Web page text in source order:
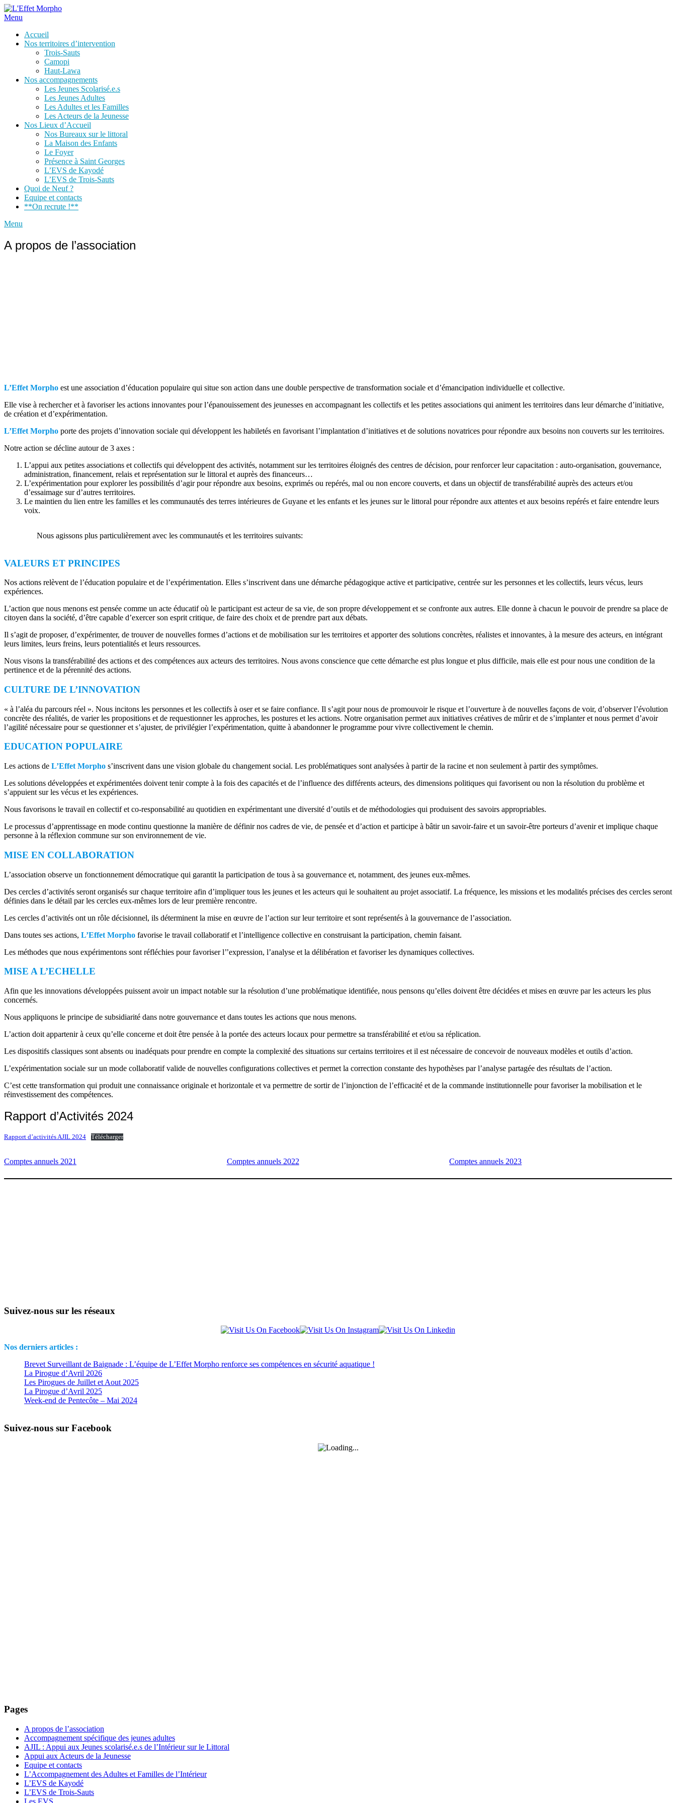
Skip
to
Menu
Accueil
Nos territoires d’intervention
Trois-Sauts
Camopi
Haut-Lawa
Nos accompagnements
Les Jeunes Scolarisé.e.s
Les Jeunes Adultes
Les Adultes et les Familles
Les Acteurs de la Jeunesse
Nos Lieux d’Accueil
Nos Bureaux sur le littoral
La Maison des Enfants
Le Foyer
Présence à Saint Georges
L’EVS de Kayodé
L’EVS de Trois-Sauts
Quoi de Neuf ?
Equipe et contacts
**On recrute !**
Menu
A propos de l’association
L’Effet Morpho est une association d’éducation populaire qui situe son action dans une double perspective de transformation sociale et d’émancipation individuelle et collective.
Elle vise à rechercher et à favoriser les actions innovantes pour l’épanouissement des jeunesses en accompagnant les collectifs et les petites associations qui animent les territoires dans leur démarche d’initiative,
de création et d’expérimentation.
L’Effet Morpho porte des projets d’innovation sociale qui développent les habiletés en favorisant l’implantation d’initiatives et de solutions novatrices pour répondre aux besoins non couverts sur les territoires.
Notre action se décline autour de 3 axes :
L’appui aux petites associations et collectifs qui développent des activités, notamment sur les territoires éloignés des centres de décision, pour renforcer leur capacitation : auto-organisation, gouvernance,
administration, financement, relais et représentation sur le littoral et auprès des financeurs…
L’expérimentation pour explorer les possibilités d’agir pour répondre aux besoins, exprimés ou repérés, mal ou non encore couverts, et dans un objectif de transférabilité auprès des acteurs et/ou
d’essaimage sur d’autres territoires.
Le maintien du lien entre les familles et les communautés des terres intérieures de Guyane et les enfants et les jeunes sur le littoral pour répondre aux attentes et aux besoins repérés et faire entendre leurs
voix.
Nous agissons plus particulièrement avec les communautés et les territoires suivants:
VALEURS ET PRINCIPES
Nos actions relèvent de l’éducation populaire et de l’expérimentation. Elles s’inscrivent dans une démarche pédagogique active et participative, centrée sur les personnes et les collectifs, leurs vécus, leurs
expériences.
L’action que nous menons est pensée comme un acte éducatif où le participant est acteur de sa vie, de son propre développement et se confronte aux autres. Elle donne à chacun le pouvoir de prendre sa place de
citoyen dans la société, d’être capable d’exercer son esprit critique, de faire des choix et de prendre part aux débats.
Il s’agit de proposer, d’expérimenter, de trouver de nouvelles formes d’actions et de mobilisation sur les territoires et apporter des solutions concrètes, réalistes et innovantes, à la mesure des acteurs, en intégrant
leurs limites, leurs freins, leurs potentialités et leurs ressources.
Nous visons la transférabilité des actions et des compétences aux acteurs des territoires. Nous avons conscience que cette démarche est plus longue et plus difficile, mais elle est pour nous une condition de la
pertinence et de la pérennité des actions.
CULTURE DE L’INNOVATION
« à l’aléa du parcours réel ». Nous incitons les personnes et les collectifs à oser et se faire confiance. Il s’agit pour nous de promouvoir le risque et l’ouverture à de nouvelles façons de voir, d’observer l’évolution
concrète des réalités, de varier les propositions et de requestionner les approches, les postures et les actions. Notre organisation permet aux initiatives créatives de mûrir et de s’implanter et nous permet d’avoir
l’agilité nécessaire pour se questionner et s’ajuster, de privilégier l’expérimentation, quitte à abandonner le programme pour vivre collectivement le chemin.
EDUCATION POPULAIRE
Les actions de L’Effet Morpho s’inscrivent dans une vision globale du changement social. Les problématiques sont analysées à partir de la racine et non seulement à partir des symptômes.
Les solutions développées et expérimentées doivent tenir compte à la fois des capacités et de l’influence des différents acteurs, des dimensions politiques qui favorisent ou non la résolution du problème et
s’appuient sur les vécus et les expériences.
Nous favorisons le travail en collectif et co-responsabilité au quotidien en expérimentant une diversité d’outils et de méthodologies qui produisent des savoirs appropriables.
Le processus d’apprentissage en mode continu questionne la manière de définir nos cadres de vie, de pensée et d’action et participe à bâtir un savoir-faire et un savoir-être porteurs d’avenir et implique chaque
personne à la réflexion commune sur son environnement de vie.
MISE EN COLLABORATION
L’association observe un fonctionnement démocratique qui garantit la participation de tous à sa gouvernance et, notamment, des jeunes eux-mêmes.
Des cercles d’activités seront organisés sur chaque territoire afin d’impliquer tous les jeunes et les acteurs qui le souhaitent au projet associatif. La fréquence, les missions et les modalités précises des cercles seront
définies dans le détail par les cercles eux-mêmes lors de leur première rencontre.
Les cercles d’activités ont un rôle décisionnel, ils déterminent la mise en œuvre de l’action sur leur territoire et sont représentés à la gouvernance de l’association.
Dans toutes ses actions, L’Effet Morpho favorise le travail collaboratif et l’intelligence collective en construisant la participation, chemin faisant.
Les méthodes que nous expérimentons sont réfléchies pour favoriser l’’expression, l’analyse et la délibération et favoriser les dynamiques collectives.
MISE A L’ECHELLE
Afin que les innovations développées puissent avoir un impact notable sur la résolution d’une problématique identifiée, nous pensons qu’elles doivent être décidées et mises en œuvre par les acteurs les plus
concernés.
Nous appliquons le principe de subsidiarité dans notre gouvernance et dans toutes les actions que nous menons.
L’action doit appartenir à ceux qu’elle concerne et doit être pensée à la portée des acteurs locaux pour permettre sa transférabilité et et/ou sa réplication.
Les dispositifs classiques sont absents ou inadéquats pour prendre en compte la complexité des situations sur certains territoires et il est nécessaire de concevoir de nouveaux modèles et outils d’action.
L’expérimentation sociale sur un mode collaboratif valide de nouvelles configurations collectives et permet la correction constante des hypothèses par l’analyse partagée des résultats de l’action.
C’est cette transformation qui produit une connaissance originale et horizontale et va permettre de sortir de l’injonction de l’efficacité et de la commande institutionnelle pour favoriser la mobilisation et le
réinvestissement des compétences.
Rapport d’Activités 2024
Rapport d’activités AJIL 2024 Télécharger
Comptes annuels 2021 Comptes annuels 2022 Comptes annuels 2023
Suivez-nous sur les réseaux
Nos derniers articles :
Brevet Surveillant de Baignade : L’équipe de L’Effet Morpho renforce ses compétences en sécurité aquatique !
La Pirogue d’Avril 2026
Les Pirogues de Juillet et Aout 2025
La Pirogue d’Avril 2025
Week-end de Pentecôte – Mai 2024
Suivez-nous sur Facebook
Pages
A propos de l’association
Accompagnement spécifique des jeunes adultes
AJIL : Appui aux Jeunes scolarisé.e.s de l’Intérieur sur le Littoral
Appui aux Acteurs de la Jeunesse
Equipe et contacts
L’Accompagnement des Adultes et Familles de l’Intérieur
L’EVS de Kayodé
L’EVS de Trois-Sauts